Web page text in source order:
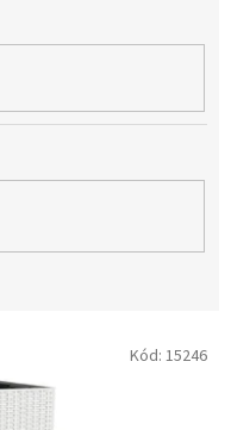
Kód: 15246